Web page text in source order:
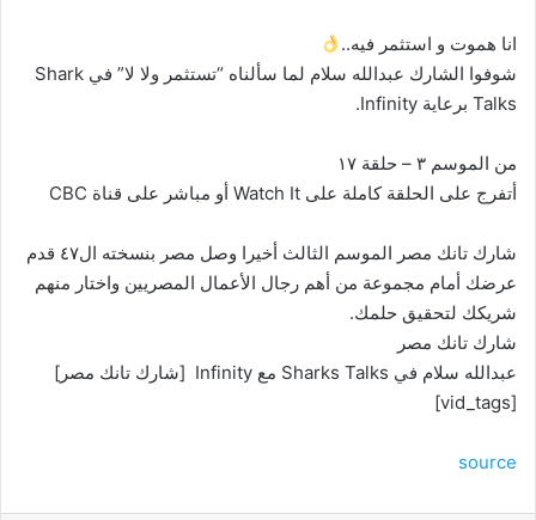
انا هموت و استثمر فيه..
شوفوا الشارك عبدالله سلام لما سألناه “تستثمر ولا لا” في Shark
Talks برعاية Infinity.
من الموسم ٣ – حلقة ١٧
أتفرج على الحلقة كاملة على Watch It أو مباشر على قناة CBC
شارك تانك مصر الموسم الثالث أخيرا وصل مصر بنسخته ال٤٧ قدم
عرضك أمام مجموعة من أهم رجال الأعمال المصريين واختار منهم
شريكك لتحقيق حلمك.
شارك تانك مصر
عبدالله سلام في Sharks Talks مع Infinity [شارك تانك مصر]
[vid_tags]
source